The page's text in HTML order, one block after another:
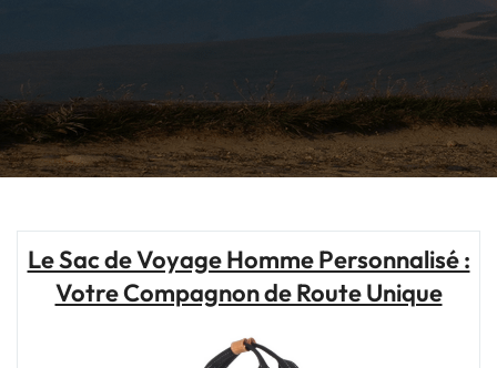
Le Sac de Voyage Homme Personnalisé :
Votre Compagnon de Route Unique